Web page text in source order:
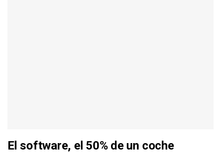
El software, el 50% de un coche